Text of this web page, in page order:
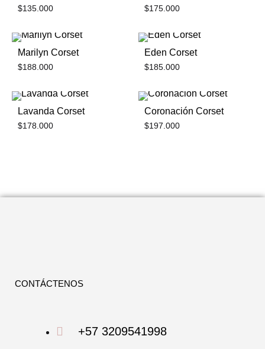
$135.000 $175.000
Marilyn Corset
$188.000
Eden Corset
$185.000
Lavanda Corset
$178.000
Coronación Corset
$197.000
CONTÁCTENOS
+57 3209541998